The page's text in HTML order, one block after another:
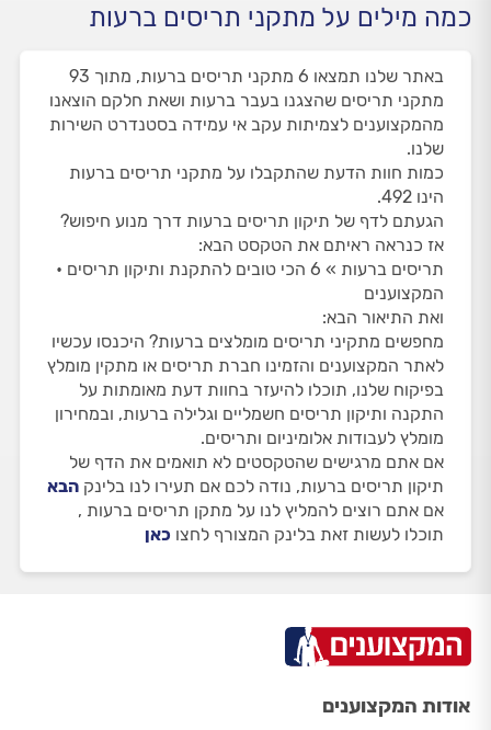
כמה מילים על מתקני תריסים ברעות
באתר שלנו תמצאו 6 מתקני תריסים ברעות, מתוך 93
מתקני תריסים שהצגנו בעבר ברעות ושאת חלקם הוצאנו
מהמקצוענים לצמיתות עקב אי עמידה בסטנדרט השירות
שלנו.
כמות חוות הדעת שהתקבלו על מתקני תריסים ברעות
הינו 492.
הגעתם לדף של תיקון תריסים ברעות דרך מנוע חיפוש?
אז כנראה ראיתם את הטקסט הבא:
תריסים ברעות » 6 הכי טובים להתקנת ותיקון תריסים •
המקצוענים
ואת התיאור הבא:
מחפשים מתקיני תריסים מומלצים ברעות? היכנסו עכשיו
לאתר המקצוענים והזמינו חברת תריסים או מתקין מומלץ
בפיקוח שלנו, תוכלו להיעזר בחוות דעת מאומתות על
התקנה ותיקון תריסים חשמליים וגלילה ברעות, ובמחירון
מומלץ לעבודות אלומיניום ותריסים.
אם אתם מרגישים שהטקסטים לא תואמים את הדף של
תיקון תריסים ברעות, נודה לכם אם תעירו לנו בלינק הבא
אם אתם רוצים להמליץ לנו על מתקן תריסים ברעות ,
תוכלו לעשות זאת בלינק המצורף לחצו כאן
אודות המקצוענים